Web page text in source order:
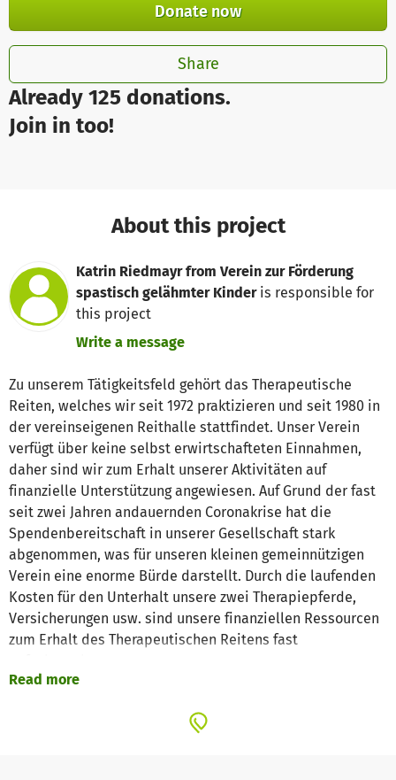
Already 125 donations.
Join in too!
Donate now
Share
About this project
Katrin Riedmayr from Verein zur Förderung
spastisch gelähmter Kinder is responsible for
this project
Write a message
Zu unserem Tätigkeitsfeld gehört das Therapeutische
Reiten, welches wir seit 1972 praktizieren und seit 1980 in
der vereinseigenen Reithalle stattfindet. Unser Verein
verfügt über keine selbst erwirtschafteten Einnahmen,
daher sind wir zum Erhalt unserer Aktivitäten auf
finanzielle Unterstützung angewiesen. Auf Grund der fast
seit zwei Jahren andauernden Coronakrise hat die
Spendenbereitschaft in unserer Gesellschaft stark
abgenommen, was für unseren kleinen gemeinnützigen
Verein eine enorme Bürde darstellt. Durch die laufenden
Kosten für den Unterhalt unsere zwei Therapiepferde,
Versicherungen usw. sind unsere finanziellen Ressourcen
zum Erhalt des Therapeutischen Reitens fast
Deshalb bitte ich Sie im Namen des Vereins zur Förderung
Spende zu unterstützen, dass wir auch weiterhin für
Read more